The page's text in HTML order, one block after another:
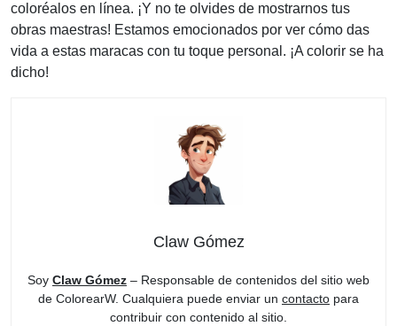
coloréalos en línea. ¡Y no te olvides de mostrarnos tus
obras maestras! Estamos emocionados por ver cómo das
vida a estas maracas con tu toque personal. ¡A colorir se ha
dicho!
Claw Gómez
Soy Claw Gómez – Responsable de contenidos del sitio web
de ColorearW. Cualquiera puede enviar un contacto para
contribuir con contenido al sitio.